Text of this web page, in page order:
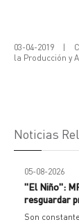
03-04-2019 |
la Producción y
Noticias
05-08-2026
"El Niño":
resguardar
Son